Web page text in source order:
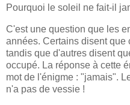
Pourquoi le soleil ne fait-il
C'est une question que les
années. Certains disent que
tandis que d'autres disent
occupé. La réponse à cette
mot de l'énigme : "jamais".
n'a pas de vessie !